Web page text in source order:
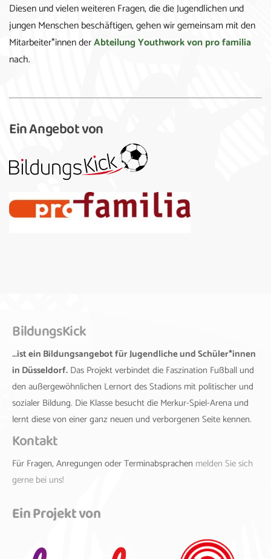
Diesen und vielen weiteren Fragen, die die Jugendlichen und
jungen Menschen beschäftigen, gehen wir gemeinsam mit den
Mitarbeiter*innen derAbteilung Youthwork von pro familia
nach.
Ein Angebot von
BildungsKick
…ist ein Bildungsangebot für Jugendliche und Schüler*innen
in Düsseldorf. Das Projekt verbindet die Faszination Fußball und
den außergewöhnlichen Lernort des Stadions mit politischer und
sozialer Bildung. Die Klasse besucht die Merkur-Spiel-Arena und
lernt diese von einer ganz neuen und verborgenen Seite kennen.
Kontakt
Für Fragen, Anregungen oder Terminabsprachen melden Sie sich
gerne bei uns!
Ein Projekt von